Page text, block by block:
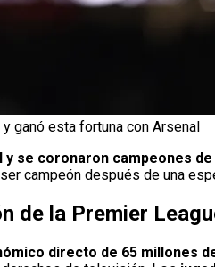
ganó esta fortuna con Arsenal
se coronaron campeones de
campeón después de una
de la Premier
directo de 65 millones